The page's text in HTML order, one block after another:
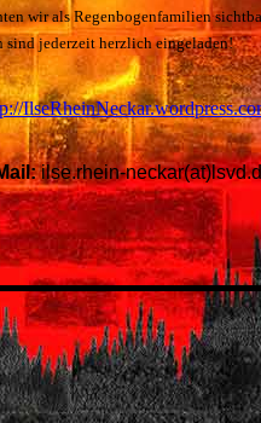
wir als Regenbogenfamilien
sind jederzeit herzlich eingeladen!
ilse.rhein-